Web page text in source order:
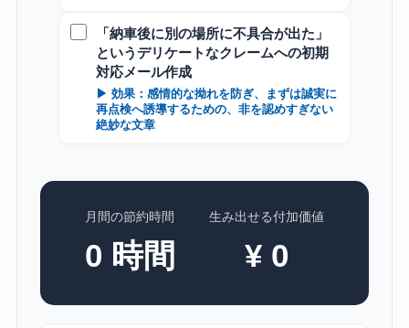
「納車後に別の場所に不具合が出た」
というデリケートなクレームへの初期
対応メール作成
▶ 効果：感情的な拗れを防ぎ、まずは誠実に
再点検へ誘導するための、非を認めすぎない
絶妙な文章
月間の節約時間
0 時間
生み出せる付加価値
¥ 0